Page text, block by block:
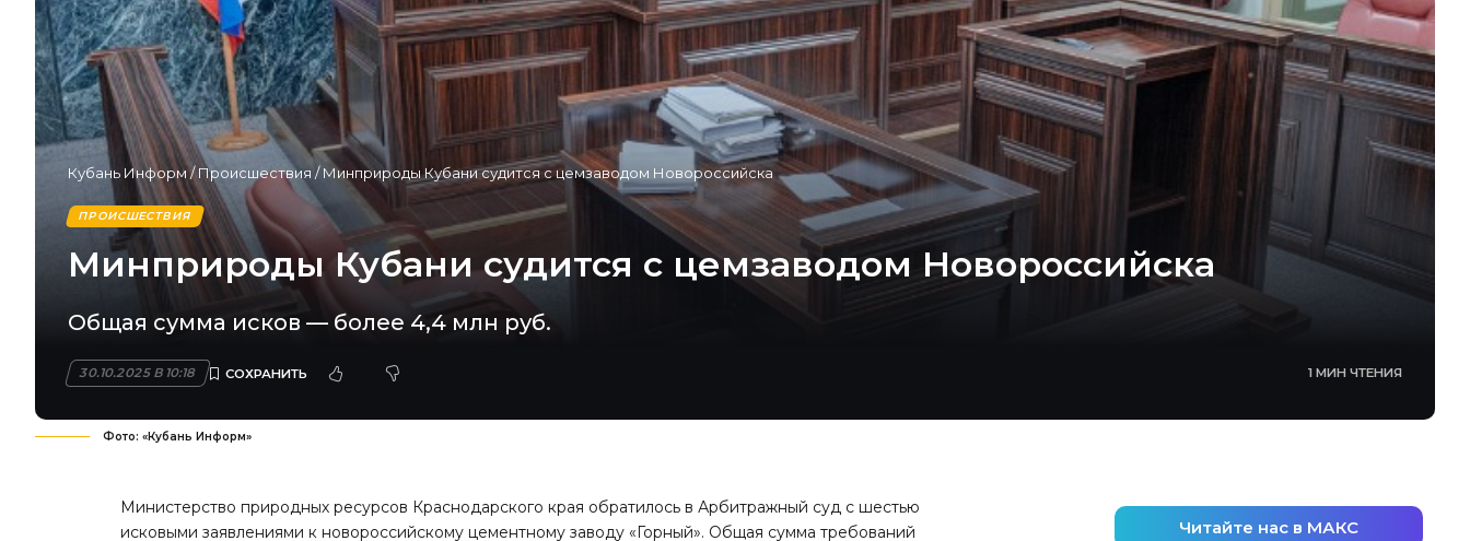
Кубань Информ/Происшествия /Минприроды Кубани судится с цемзаводом Новороссийска
ПРОИСШЕСТВИЯ
Минприроды Кубани судится с цемзаводом Новороссийска
Общая сумма исков — более 4,4 млн руб.
30.10.2025 В 10:18 1 МИН ЧТЕНИЯ
Фото: «Кубань Информ»
Министерство природных ресурсов Краснодарского края обратилось в Арбитражный суд с шестью
исковыми заявлениями к новороссийскому цементному заводу «Горный». Общая сумма требований
Читайте нас в МАКС